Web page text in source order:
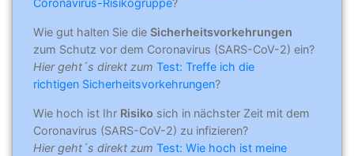
Coronavirus-Risikogruppe?
Wie gut halten Sie die Sicherheitsvorkehrungen
zum Schutz vor dem Coronavirus (SARS-CoV-2) ein?
Hier geht´s direkt zum Test: Treffe ich die
richtigen Sicherheitsvorkehrungen?
Wie hoch ist Ihr Risiko sich in nächster Zeit mit dem
Coronavirus (SARS-CoV-2) zu infizieren?
Hier geht´s direkt zum Test: Wie hoch ist meine